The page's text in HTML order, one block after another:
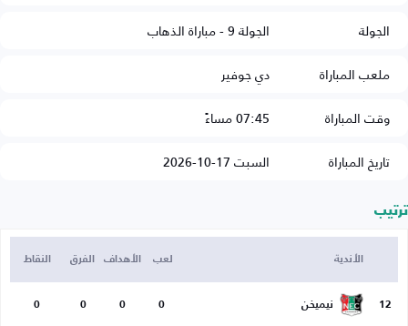
الجولة
الجولة 9 - مباراة الذهاب
ملعب المباراة
دي جوفير
وقت المباراة
07:45 مساءً
تاريخ المباراة
السبت 17-10-2026
ترتيب
الأندية لعب الأهداف الفرق النقاط
12 نيميخن 0
0
0
0